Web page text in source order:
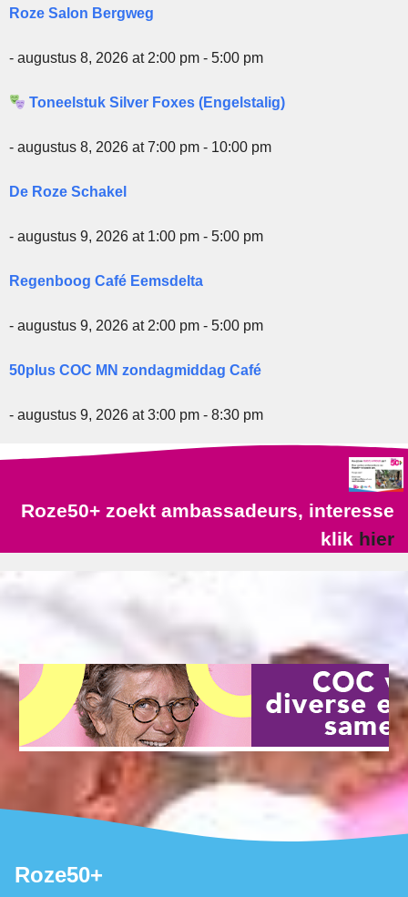
Roze Salon Bergweg
- augustus 8, 2026 at 2:00 pm - 5:00 pm
Toneelstuk Silver Foxes (Engelstalig)
- augustus 8, 2026 at 7:00 pm - 10:00 pm
De Roze Schakel
- augustus 9, 2026 at 1:00 pm - 5:00 pm
Regenboog Café Eemsdelta
- augustus 9, 2026 at 2:00 pm - 5:00 pm
50plus COC MN zondagmiddag Café
- augustus 9, 2026 at 3:00 pm - 8:30 pm
Roze50+ zoekt ambassadeurs, interesse
klik hier
Roze50+